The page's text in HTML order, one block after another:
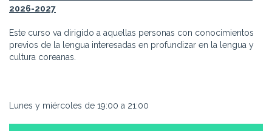
2026-2027
Este curso va dirigido a aquellas personas con conocimientos
previos de la lengua interesadas en profundizar en la lengua y
cultura coreanas.
Lunes y miércoles de 19:00 a 21:00